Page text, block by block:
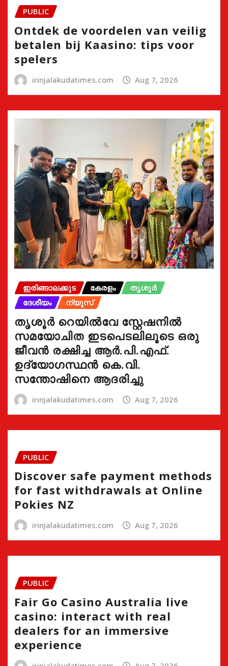
PUBLIC
Ontdek de voordelen van veilig
betalen bij Kaasino: tips voor
spelers
irinjalakudatimes.com Aug 7, 2026
ഇരിങ്ങാലക്കുട കേരളം
തൃശൂർ
ദേശീയം
ന്യൂസ്
തൃശൂർ റെയിൽവേ സ്റ്റേഷനിൽ
സമയോചിത ഇടപെടലിലൂടെ ഒരു
ജീവൻ രക്ഷിച്ച ആർ.പി.എഫ്.
ഉദ്യോഗസ്ഥൻ കെ.വി.
സന്തോഷിനെ ആദരിച്ചു
irinjalakudatimes.com Aug 7, 2026
PUBLIC
Discover safe payment methods
for fast withdrawals at Online
Pokies NZ
irinjalakudatimes.com Aug 7, 2026
PUBLIC
Fair Go Casino Australia live
casino: interact with real
dealers for an immersive
experience